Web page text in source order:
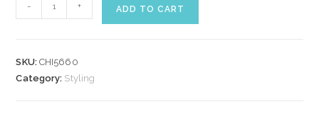
MAGNIFIED
- + ADD TO CART
SKU: CHI5660
Category: Styling